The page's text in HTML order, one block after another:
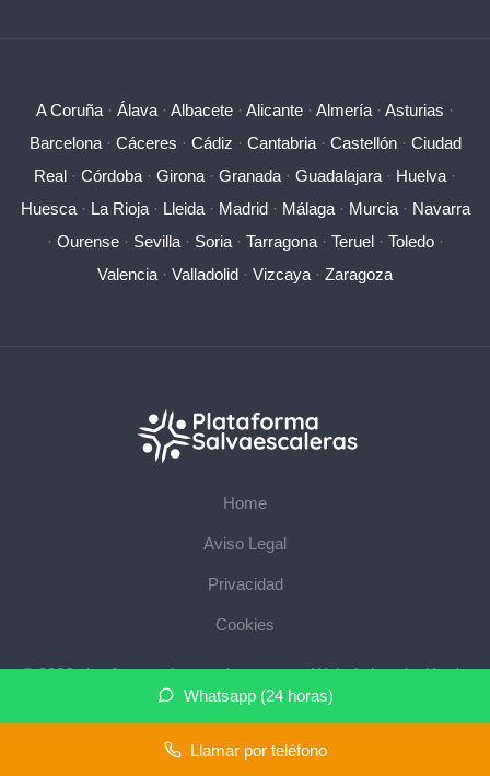
Whatsapp (24 horas)
Llamar por teléfono
A Coruña · Álava · Albacete · Alicante · Almería · Asturias ·
Barcelona· Cáceres · Cádiz · Cantabria· Castellón· Ciudad
Real · Córdoba · Girona · Granada · Guadalajara · Huelva ·
Huesca· La Rioja· Lleida· Madrid· Málaga· Murcia· Navarra
· Ourense· Sevilla· Soria· Tarragona· Teruel· Toledo·
Valencia · Valladolid · Vizcaya · Zaragoza
Home
Aviso Legal
Privacidad
Cookies
© 2026 plataformasalvaescaleras.com · Web de instalación de
salvaescaleras en su provincia ·Mapa del sitio